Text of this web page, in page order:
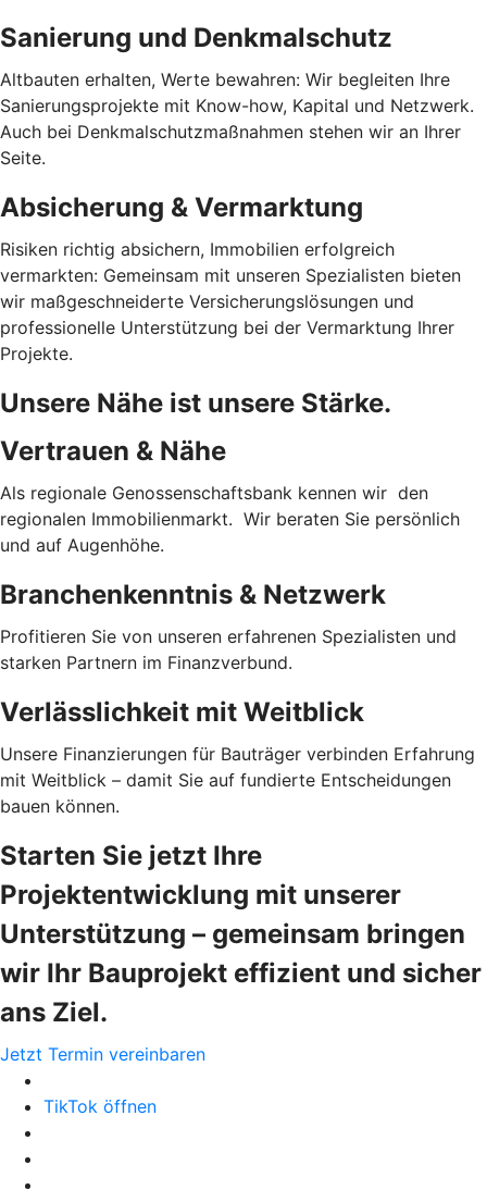
Sanierung und Denkmalschutz
Altbauten erhalten, Werte bewahren: Wir begleiten Ihre
Sanierungsprojekte mit Know-how, Kapital und Netzwerk.
Auch bei Denkmalschutzmaßnahmen stehen wir an Ihrer
Seite.
Absicherung & Vermarktung
Risiken richtig absichern, Immobilien erfolgreich
vermarkten: Gemeinsam mit unseren Spezialisten bieten
wir maßgeschneiderte Versicherungslösungen und
professionelle Unterstützung bei der Vermarktung Ihrer
Projekte.
Unsere Nähe ist unsere Stärke.
Vertrauen & Nähe
Als regionale Genossenschaftsbank kennen wir den
regionalen Immobilienmarkt. Wir beraten Sie persönlich
und auf Augenhöhe.
Branchenkenntnis & Netzwerk
Profitieren Sie von unseren erfahrenen Spezialisten und
starken Partnern im Finanzverbund.
Verlässlichkeit mit Weitblick
Unsere Finanzierungen für Bauträger verbinden Erfahrung
mit Weitblick – damit Sie auf fundierte Entscheidungen
bauen können.
Starten Sie jetzt Ihre
Projektentwicklung mit unserer
Unterstützung – gemeinsam bringen
wir Ihr Bauprojekt effizient und sicher
ans Ziel.
Jetzt Termin vereinbaren
TikTok öffnen